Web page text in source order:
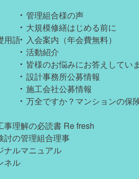
研修に伴うサポート業務一部休止
ミナー】2025秋マンション大規
セミナー】新宿セミナー開催
セミナー】大宮セミナー開催
ミナー】千葉セミナー開催
休業のお知らせ
ミナー】松井理事が講師を務めま
用語
管理組合様の声
大規模修繕はじめる前に
入会案内（年会費無料）
活動紹介
皆様のお悩みにお答えしてい
設計事務所公募情報
施工会社公募情報
万全ですか？マンションの保
事理解の必読書 Re fresh
討の管理組合理事
ナルマニュアル
ネル